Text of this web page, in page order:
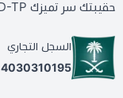
حقيبتك سر تميزك D-TP بثقتكم نتبادل النجاح D-TP
السجل التجاري
4030310195